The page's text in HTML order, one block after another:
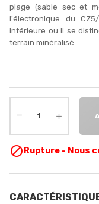
plage (sable sec et
l'électronique du
intérieure ou il se
terrain minéralisé.
 Rupture - Nous